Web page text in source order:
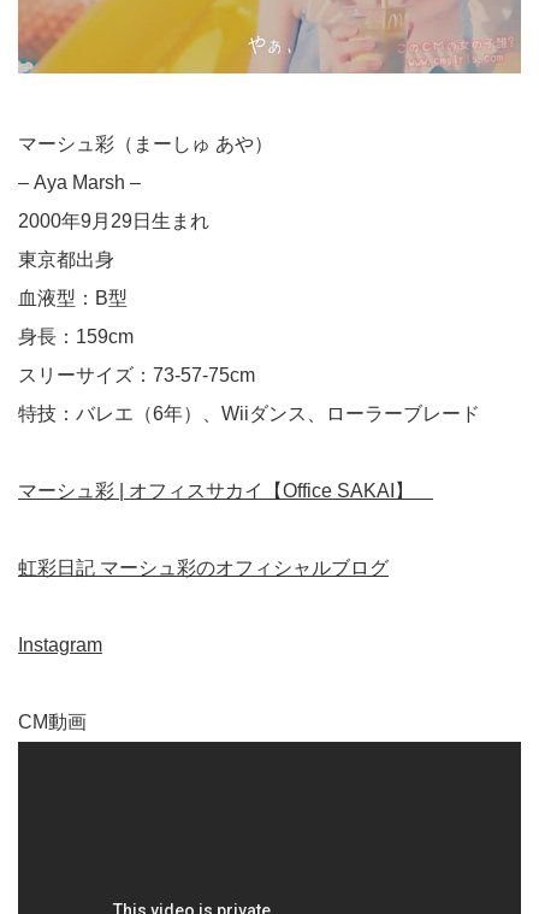
マーシュ彩（まーしゅ あや）
– Aya Marsh –
2000年9月29日生まれ
東京都出身
血液型：B型
身長：159cm
スリーサイズ：73-57-75cm
特技：バレエ（6年）、Wiiダンス、ローラーブレード
マーシュ彩 | オフィスサカイ【Office SAKAI】
虹彩日記 マーシュ彩のオフィシャルブログ
Instagram
CM動画